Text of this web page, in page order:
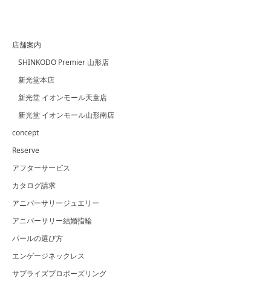
店舗案内
SHINKODO Premier 山形店
新光堂本店
新光堂 イオンモール天童店
新光堂 イオンモール山形南店
concept
Reserve
アフターサービス
カタログ請求
アニバーサリージュエリー
アニバーサリー結婚指輪
パールの選び方
エンゲージネックレス
サプライズプロポーズリング